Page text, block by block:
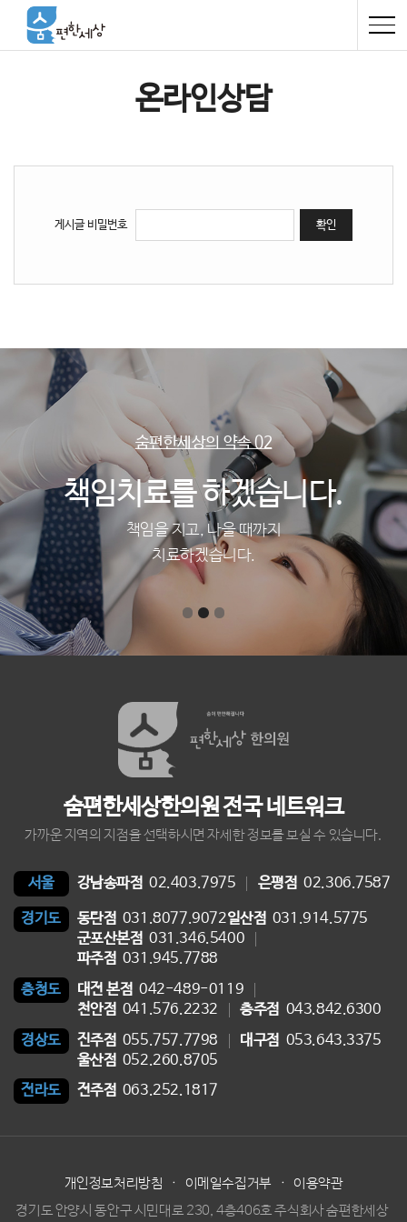
온라인상담
게시글 비밀번호 확인
숨편한세상의 약속 02
책임치료를 하겠습니다.
책임을 지고, 나을 때까지
치료하겠습니다.
숨편한세상한의원 전국 네트워크
가까운 지역의 지점을 선택하시면 자세한 정보를 보실 수 있습니다.
서울 강남송파점 02.403.7975 은평점 02.306.7587
경기도 동탄점 031.8077.9072일산점 031.914.5775
군포산본점 031.346.5400
파주점 031.945.7788
충청도
대전 본점 042-489-0119
천안점 041.576.2232 충주점 043.842.6300
경상도
진주점 055.757.7798 대구점 053.643.3375
울산점 052.260.8705
전라도
전주점 063.252.1817
개인정보처리방침 · 이메일수집거부 ·
이용약관
경기도 안양시 동안구 시민대로 230, 4층406호 주식회사 숨편한세상